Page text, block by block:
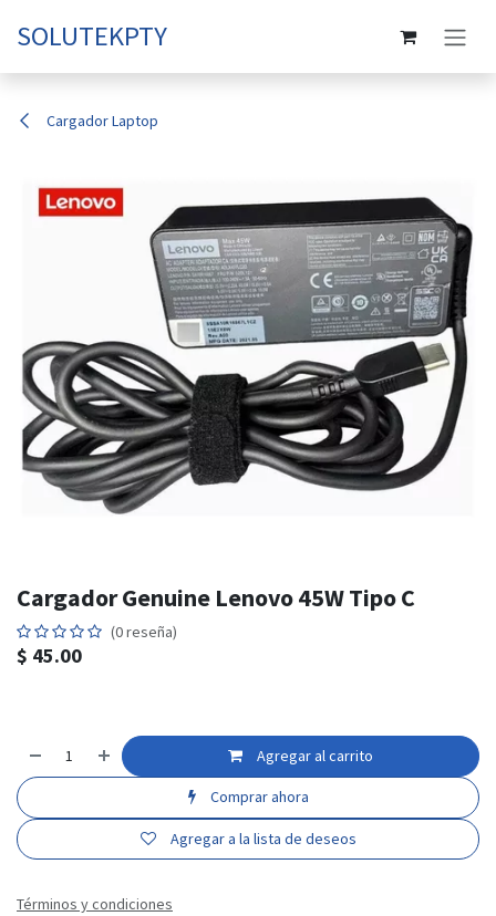
SOLUTEKPTY
Cargador Laptop
Cargador Genuine Lenovo 45W Tipo C
(0 reseña)
$ 45.00
Agregar al carrito
Comprar ahora
Agregar a la lista de deseos
Términos y condiciones